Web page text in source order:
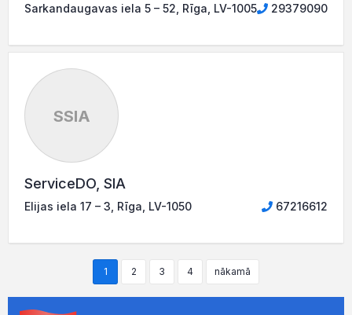
Sarkandaugavas iela 5 – 52, Rīga, LV-1005 29379090
SSIA
ServiceDO, SIA
Elijas iela 17 – 3, Rīga, LV-1050 67216612
1 2 3 4 nākamā